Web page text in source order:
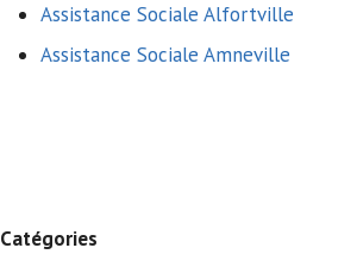
Assistance Sociale Alfortville
Assistance Sociale Amneville
Catégories